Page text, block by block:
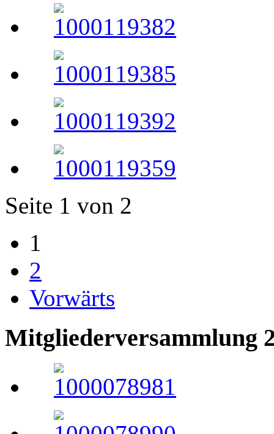
Seite 1 von 2
1
2
Vorwärts
Mitgliederversammlung